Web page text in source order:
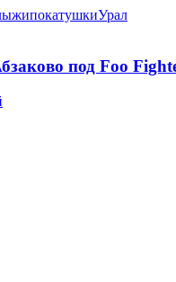
покатушкиУрал
под Foo